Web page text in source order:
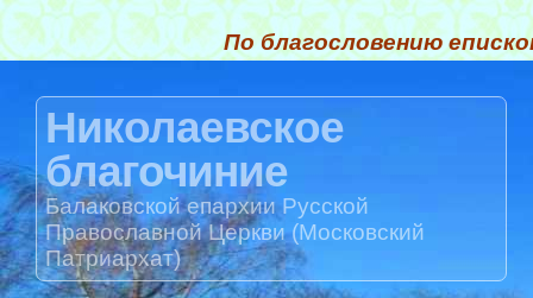
По благословению
Николаевское
благочиние
Балаковской епархии Русской
Православной Церкви (Московский
Патриархат)